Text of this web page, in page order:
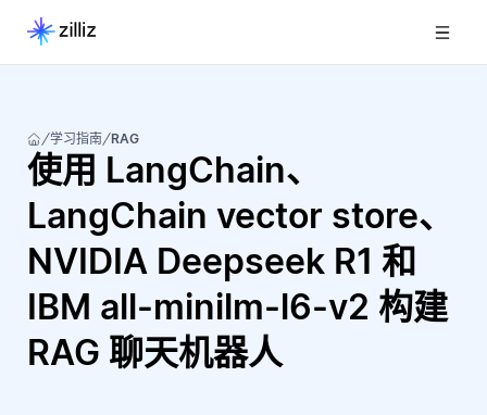
学习指南 RAG
使用 LangChain、
LangChain vector store、
NVIDIA Deepseek R1 和
IBM all-minilm-l6-v2 构建
RAG 聊天机器人